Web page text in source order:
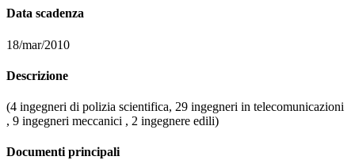
Data scadenza
18/mar/2010
Descrizione
(4 ingegneri di polizia scientifica, 29 ingegneri in telecomunicazioni
, 9 ingegneri meccanici , 2 ingegnere edili)
Documenti principali